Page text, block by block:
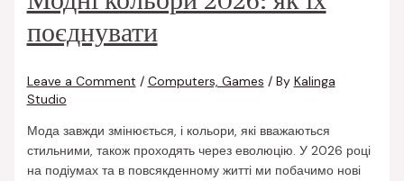
поєднувати
Leave a Comment / Computers, Games / By Kalinga
Studio
Мода завжди змінюється, і кольори, які вважаються
стильними, також проходять через еволюцію. У 2026 році
на подіумах та в повсякденному житті ми побачимо нові